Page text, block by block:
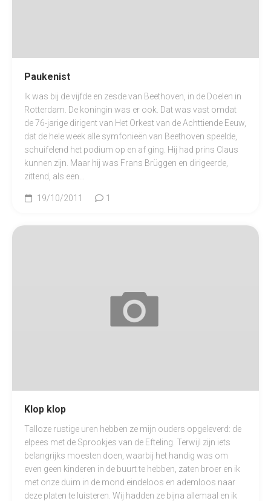
Paukenist
Ik was bij de vijfde en zesde van Beethoven, in de Doelen in
Rotterdam. De koningin was er ook. Dat was vast omdat
de 76-jarige dirigent van Het Orkest van de Achttiende Eeuw,
dat de hele week alle symfonieën van Beethoven speelde,
schuifelend het podium op en af ging. Hij had prins Claus
kunnen zijn. Maar hij was Frans Brüggen en dirigeerde,
zittend, als een...
19/10/2011 1
Klop klop
Talloze rustige uren hebben ze mijn ouders opgeleverd: de
elpees met de Sprookjes van de Efteling. Terwijl zijn iets
belangrijks moesten doen, waarbij het handig was om
even geen kinderen in de buurt te hebben, zaten broer en ik
met onze duim in de mond eindeloos en ademloos naar
deze platen te luisteren. Wij hadden ze bijna allemaal en ik